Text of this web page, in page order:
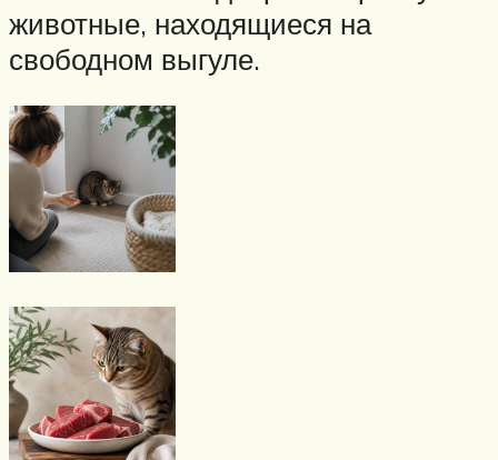
животные, находящиеся на
свободном выгуле.